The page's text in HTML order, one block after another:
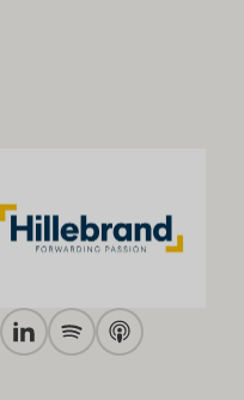
LinkedinSpotifyApple